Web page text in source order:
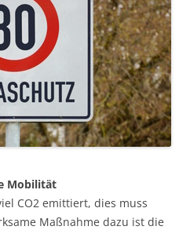
Mobilität
CO2 emittiert, dies muss
Maßnahme dazu ist die